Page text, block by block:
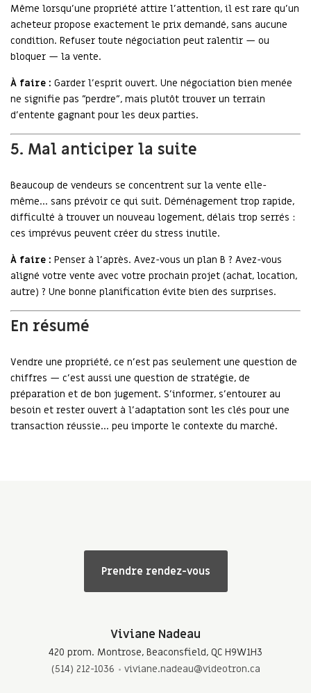
Même lorsqu’une propriété attire l’attention, il est rare qu’un
acheteur propose exactement le prix demandé, sans aucune
condition. Refuser toute négociation peut ralentir — ou
bloquer — la vente.
À faire : Garder l’esprit ouvert. Une négociation bien menée
ne signifie pas "perdre", mais plutôt trouver un terrain
d’entente gagnant pour les deux parties.
5. Mal anticiper la suite
Beaucoup de vendeurs se concentrent sur la vente elle-
même… sans prévoir ce qui suit. Déménagement trop rapide,
difficulté à trouver un nouveau logement, délais trop serrés :
ces imprévus peuvent créer du stress inutile.
À faire : Penser à l’après. Avez-vous un plan B ? Avez-vous
aligné votre vente avec votre prochain projet (achat, location,
autre) ? Une bonne planification évite bien des surprises.
En résumé
Vendre une propriété, ce n’est pas seulement une question de
chiffres — c’est aussi une question de stratégie, de
préparation et de bon jugement. S’informer, s’entourer au
besoin et rester ouvert à l’adaptation sont les clés pour une
transaction réussie… peu importe le contexte du marché.
Prendre rendez-vous
Viviane Nadeau
420 prom. Montrose, Beaconsfield, QC H9W1H3
(514) 212-1036
viviane.nadeau@videotron.ca